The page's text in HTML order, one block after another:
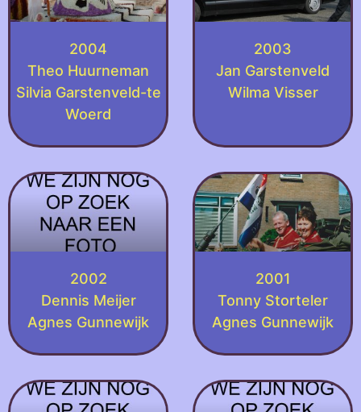
2004
Theo Huurneman
Silvia Garstenveld-te
Woerd
2003
Jan Garstenveld
Wilma Visser
2002
Dennis Meijer
Agnes Gunnewijk
2001
Tonny Storteler
Agnes Gunnewijk